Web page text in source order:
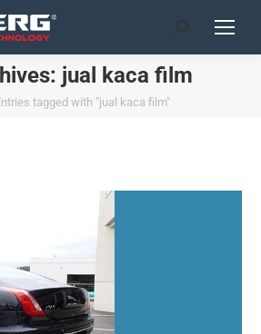
Search:
jual kaca film
tagged with "jual kaca film"